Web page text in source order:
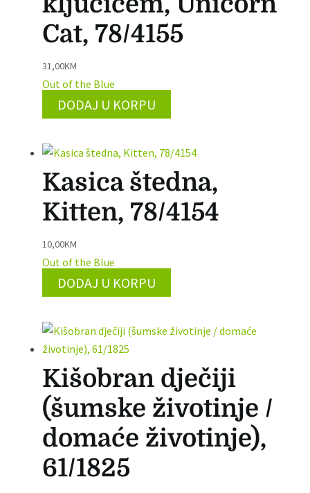
Cat, 78/4155
31,00KM
Out of the Blue
DODAJ U KORPU
Kasica štedna,
Kitten, 78/4154
10,00KM
Out of the Blue
DODAJ U KORPU
Kišobran dječiji
(šumske životinje /
domaće životinje),
61/1825